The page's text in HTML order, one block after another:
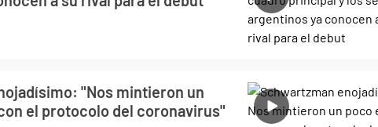
"Nos mintieron un
el protocolo del coronavirus"